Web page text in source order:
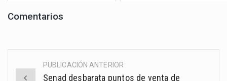
Comentarios
Post
PUBLICACIÓN ANTERIOR
Senad desbarata puntos de venta de